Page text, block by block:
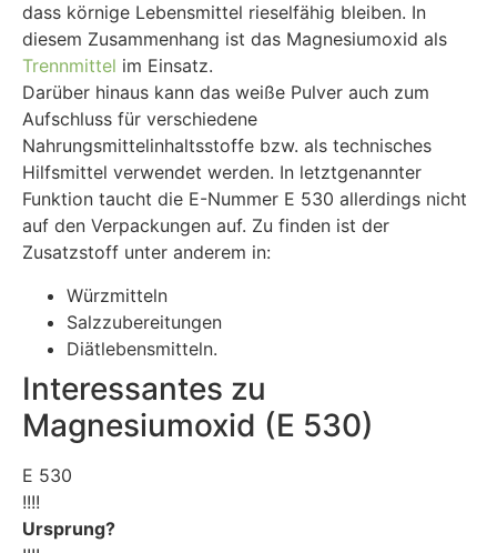
dass körnige Lebensmittel rieselfähig bleiben. In
diesem Zusammenhang ist das Magnesiumoxid als
Trennmittel im Einsatz.
Darüber hinaus kann das weiße Pulver auch zum
Aufschluss für verschiedene
Nahrungsmittelinhaltsstoffe bzw. als technisches
Hilfsmittel verwendet werden. In letztgenannter
Funktion taucht die E-Nummer E 530 allerdings nicht
auf den Verpackungen auf. Zu finden ist der
Zusatzstoff unter anderem in:
Würzmitteln
Salzzubereitungen
Diätlebensmitteln.
Interessantes zu
Magnesiumoxid (E 530)
E 530
!!!!
Ursprung?